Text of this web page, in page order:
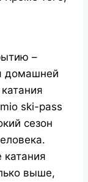
–
домашней
ski-pass
сезон
выше,